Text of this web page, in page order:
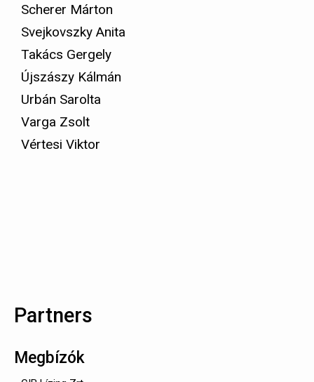
Scherer Márton
Svejkovszky Anita
Takács Gergely
Újszászy Kálmán
Urbán Sarolta
Varga Zsolt
Vértesi Viktor
Partners
Megbízók